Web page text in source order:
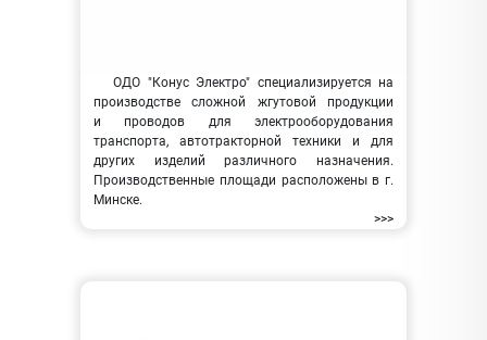
ОДО "Конус Электро" специализируется на
производстве сложной жгутовой продукции
и проводов для электрооборудования
транспорта, автотракторной техники и для
других изделий различного назначения.
Производственные площади расположены в г.
Минске.
>>>